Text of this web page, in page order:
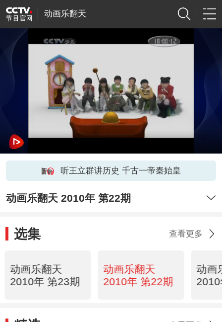
动画乐翻天
听王立群讲历史 千古一帝秦始皇
动画乐翻天 2010年 第22期
选集 查看更多
动画乐翻天
2010年 第23期
动画乐翻天
2010年 第22期
动画